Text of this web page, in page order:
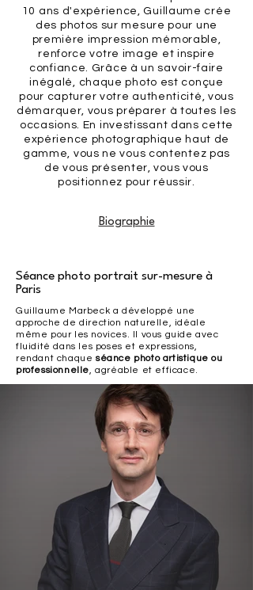
10 ans d'expérience, Guillaume crée
des photos sur mesure pour une
première impression mémorable,
renforce votre image et inspire
confiance. Grâce à un savoir-faire
inégalé, chaque photo est conçue
pour capturer votre authenticité, vous
démarquer, vous préparer à toutes les
occasions. En investissant dans cette
expérience photographique haut de
gamme, vous ne vous contentez pas
de vous présenter, vous vous
positionnez pour réussir.
Biographie
Séance photo portrait sur-mesure à
Paris
Guillaume Marbeck a développé une
approche de direction naturelle, idéale
même pour les novices. Il vous guide avec
fluidité dans les poses et expressions,
rendant chaque séance photo artistique ou
professionnelle, agréable et efficace.